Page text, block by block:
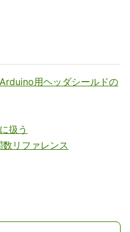
用ヘッダシールドの
扱う
リファレンス